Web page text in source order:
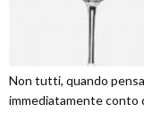
Non tutti, quando
immediatamente conto